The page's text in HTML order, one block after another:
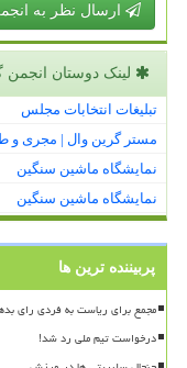
ارسال نظر به
لینک دوستان
تبلیغات انتخابات مجلس
مستر گرین وال | مجری و
نمایشگاه ماشین سنگین
نمایشگاه ماشین سنگین
پربیننده ترین ها
مجمع برای ریاست به فردی رای
درخواست تیم ملی رد شد!